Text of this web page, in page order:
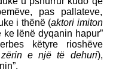
pas pallateve,
i thënë (aktori imiton
ke lënë dyqanin hapur”
këtyre rioshëve
e një të dehuri),